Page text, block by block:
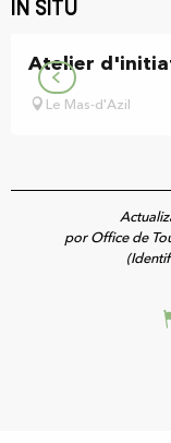
In situ
Atelier
Le Mas-d'Azil
por Office de